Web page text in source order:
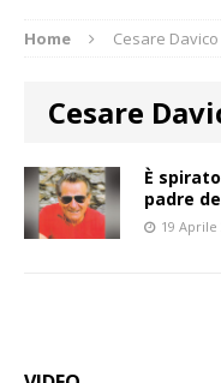
Home Cesare Davico
Cesare
È
padre
19 Aprile